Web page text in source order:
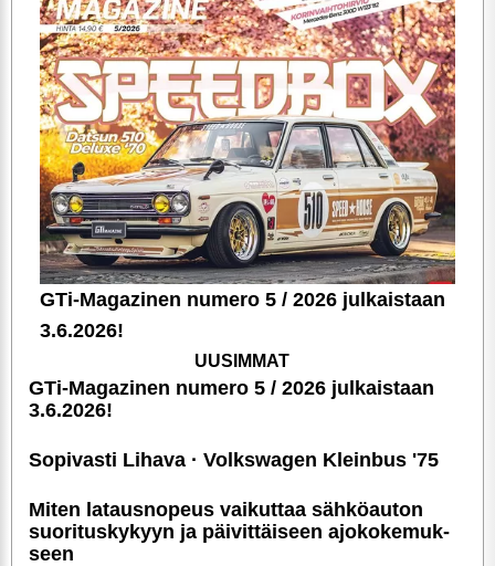
GTi-Magazinen numero 5 / 2026 julkaistaan
3.6.2026!
UUSIMMAT
GTi-Magazinen numero 5 / 2026 julkaistaan
3.6.2026!
Sopivasti Lihava · Volkswagen Kleinbus '75
Miten latausnopeus vaikuttaa sähköauton
suori­tus­ky­kyyn ja päivittäiseen ajoko­ke­muk­
seen